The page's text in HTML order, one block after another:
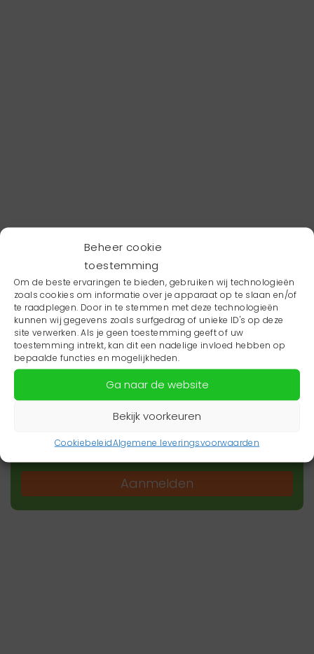
Beheer cookie
toestemming
Om de beste ervaringen te bieden, gebruiken wij technologieën
zoals cookies om informatie over je apparaat op te slaan en/of
te raadplegen. Door in te stemmen met deze technologieën
kunnen wij gegevens zoals surfgedrag of unieke ID's op deze
site verwerken. Als je geen toestemming geeft of uw
toestemming intrekt, kan dit een nadelige invloed hebben op
bepaalde functies en mogelijkheden.
Ga naar de website
Bekijk voorkeuren
CookiebeleidAlgemene leveringsvoorwaarden
Wil je niets missen?
Wil je op de hoogte blijven van het laatste
zorgnieuws in jouw regio? Schrijf je dan in voor
onze nieuwsbrief.
Aanmelden